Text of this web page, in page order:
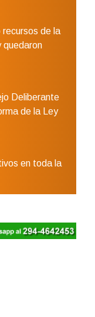
recursos de la
quedaron
Deliberante
de la Ley
en toda la